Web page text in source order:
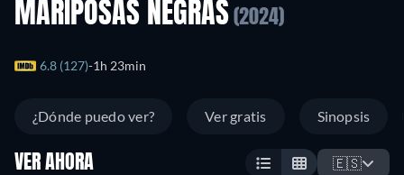
MARIPOSAS NEGRAS (2024)
6.8 (127) 1h 23min
¿Dónde puedo ver? Ver gratis Sinopsis
VER AHORA 🇪🇸